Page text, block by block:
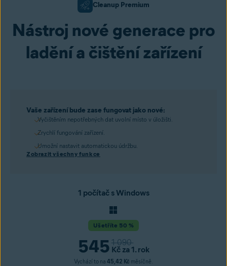
Cleanup Premium
Nástroj nové generace pro
ladění a čištění zařízení
Vaše zařízení bude zase fungovat jako nové:
Vyčištěním nepotřebných dat uvolní místo v úložišti.
Zrychlí fungování zařízení.
Umožní nastavit automatickou údržbu.
Zobrazit všechny funkce
1 počítač s Windows
Ušetříte 50 %
545 1 090
Kčza 1. rok
Vychází to na 45,42 Kč měsíčně.